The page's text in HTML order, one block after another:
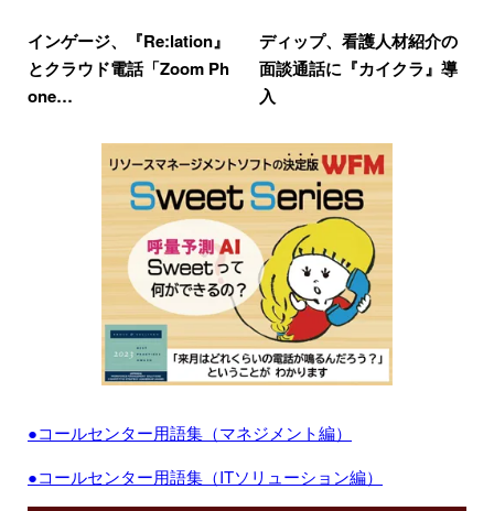
インゲージ、『Re:lation』
とクラウド電話「Zoom Ph
one…
ディップ、看護人材紹介の
面談通話に『カイクラ』導
入
●コールセンター用語集（マネジメント編）
●コールセンター用語集（ITソリューション編）